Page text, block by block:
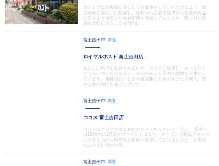
ガストではお客様に安心してお食事をしていただけるよう「食
の安全と安心」に配慮し、原料から店舗で提供される最終商品
に至るまで徹底した食材管理を実施しております。限られた資
源を大切に使うことを目的に...
富士吉田市 洋食
ロイヤルホスト 富士吉田店
おいしい料理を気持ちのよいサービスでご提供し、ゆったりと
くつろいでいただきたい。そのためにお店での調理を大事にし
ています。素材のおいしさを最大限に引き出すひと手間で、豊
かな食の時間を過ごしていた...
富士吉田市 洋食
ココス 富士吉田店
ココスはアメリカ生まれのカリフォルニアレストラン。 日本で
は1980年に1号店がオープンしました。オープン当初はアメリカ
ンスタイルのお料理をお客様へ提供しておりましたが、お客様
のニーズに合わせ常...
富士吉田市 洋食